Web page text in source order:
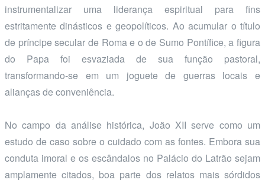
instrumentalizar uma liderança espiritual para fins
estritamente dinásticos e geopolíticos. Ao acumular o título
de príncipe secular de Roma e o de Sumo Pontífice, a figura
do Papa foi esvaziada de sua função pastoral,
transformando-se em um joguete de guerras locais e
alianças de conveniência.
No campo da análise histórica, João XII serve como um
estudo de caso sobre o cuidado com as fontes. Embora sua
conduta imoral e os escândalos no Palácio do Latrão sejam
amplamente citados, boa parte dos relatos mais sórdidos